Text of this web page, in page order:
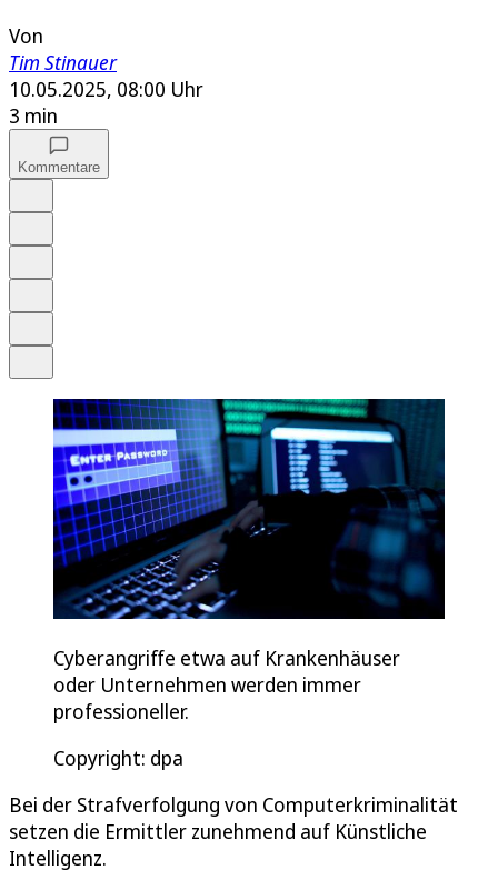
Von
Tim Stinauer
10.05.2025, 08:00 Uhr
3 min
Kommentare
Cyberangriffe etwa auf Krankenhäuser
oder Unternehmen werden immer
professioneller.
Copyright: dpa
Bei der Strafverfolgung von Computerkriminalität
setzen die Ermittler zunehmend auf Künstliche
Intelligenz.